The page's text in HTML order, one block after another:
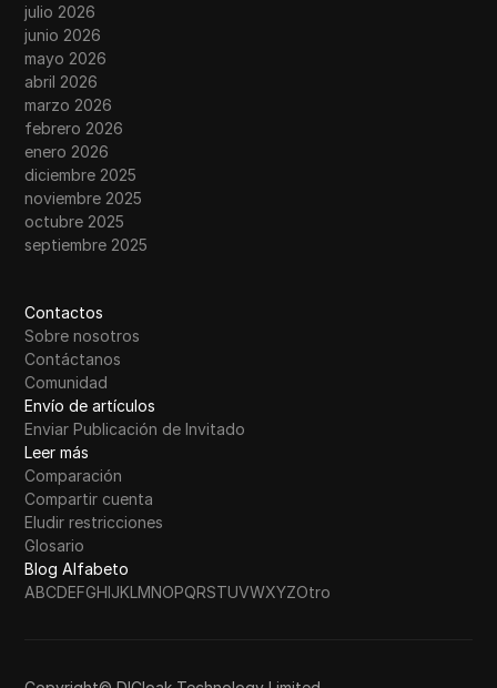
julio 2026
junio 2026
mayo 2026
abril 2026
marzo 2026
febrero 2026
enero 2026
diciembre 2025
noviembre 2025
octubre 2025
septiembre 2025
Contactos
Sobre nosotros
Contáctanos
Comunidad
Envío de artículos
Enviar Publicación de Invitado
Leer más
Comparación
Compartir cuenta
Eludir restricciones
Glosario
Blog Alfabeto
ABCDEFGHIJKLMNOPQRSTUVWXYZOtro